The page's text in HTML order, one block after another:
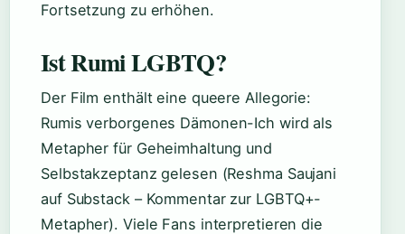
Fortsetzung zu erhöhen.
Ist Rumi LGBTQ?
Der Film enthält eine queere Allegorie:
Rumis verborgenes Dämonen-Ich wird als
Metapher für Geheimhaltung und
Selbstakzeptanz gelesen (Reshma Saujani
auf Substack – Kommentar zur LGBTQ+-
Metapher). Viele Fans interpretieren die